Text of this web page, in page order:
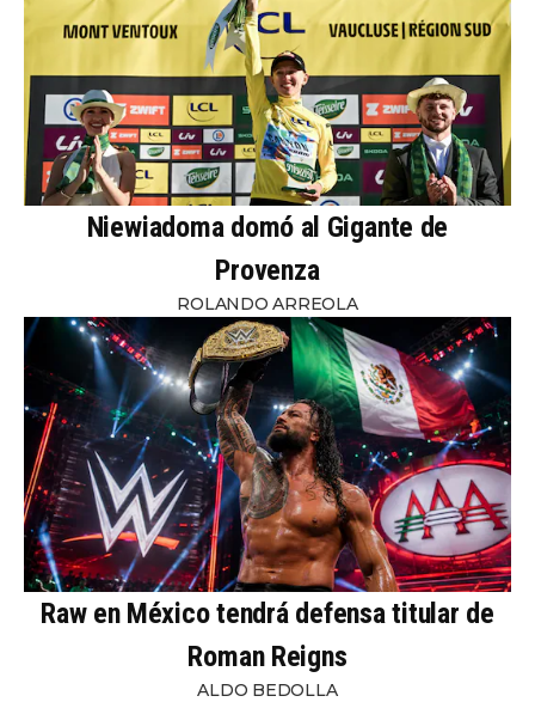
Niewiadoma domó al Gigante de
Provenza
ROLANDO ARREOLA
Raw en México tendrá defensa titular de
Roman Reigns
ALDO BEDOLLA